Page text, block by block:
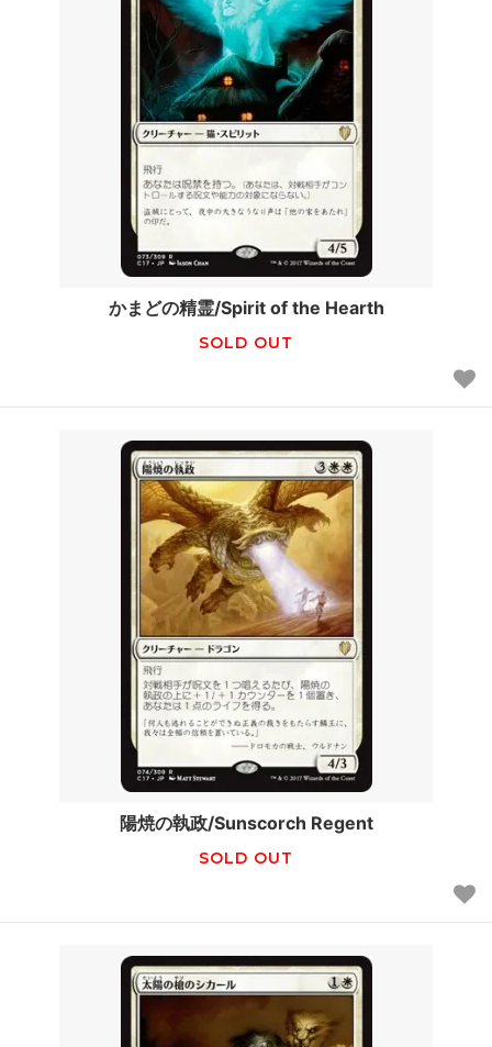
かまどの精霊/Spirit of the Hearth
SOLD OUT
陽焼の執政/Sunscorch Regent
SOLD OUT